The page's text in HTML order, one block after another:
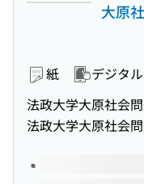
大原
紙 デジタル
法政大学大原社会
法政大学大原社会
このタイトルの巻号